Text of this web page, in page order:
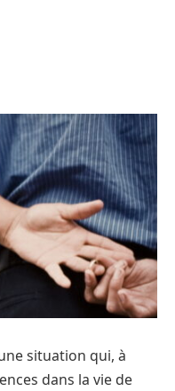
situation qui, à
dans la vie de